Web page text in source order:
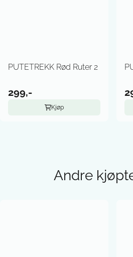
PUTETREKK Rød Ruter 2
299,-
Kjøp
Andre